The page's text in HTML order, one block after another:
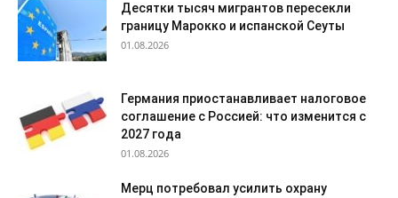
Десятки тысяч мигрантов пересекли
границу Марокко и испанской Сеуты
01.08.2026
Германия приостанавливает налоговое
соглашение с Россией: что изменится с
2027 года
01.08.2026
Мерц потребовал усилить охрану